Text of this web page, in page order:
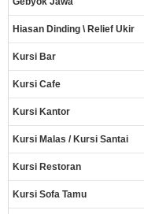
Hiasan Dinding \ Relief Ukir
Kursi Bar
Kursi Cafe
Kursi Kantor
Kursi Malas / Kursi Santai
Kursi Restoran
Kursi Sofa Tamu